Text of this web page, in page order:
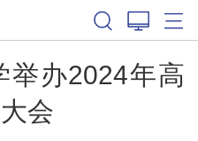
举办2024年高
会